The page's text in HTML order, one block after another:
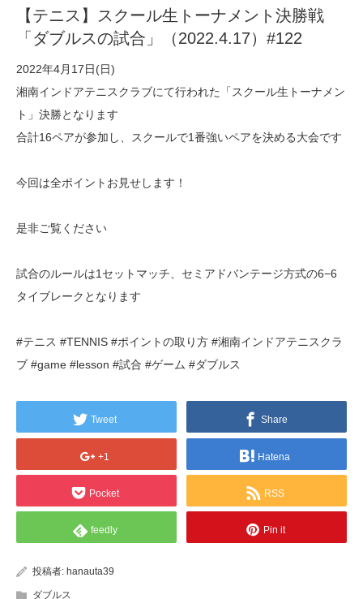
【テニス】スクール生トーナメント決勝戦
「ダブルスの試合」（2022.4.17）#122
2022年4月17日(日)
湘南インドアテニスクラブにて行われた「スクール生トーナメン
ト」決勝となります
合計16ペアが参加し、スクールで1番強いペアを決める大会です
今回は全ポイントお見せします！
是非ご覧ください
試合のルールは1セットマッチ、セミアドバンテージ方式の6−6
タイブレークとなります
#テニス #TENNIS #ポイントの取り方 #湘南インドアテニスクラ
ブ #game #lesson #試合 #ゲーム #ダブルス
Tweet Share
+1 Hatena
Pocket RSS
feedly Pin it
投稿者: hanauta39
ダブルス